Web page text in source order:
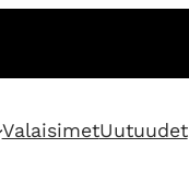
ValaisimetUutuudet